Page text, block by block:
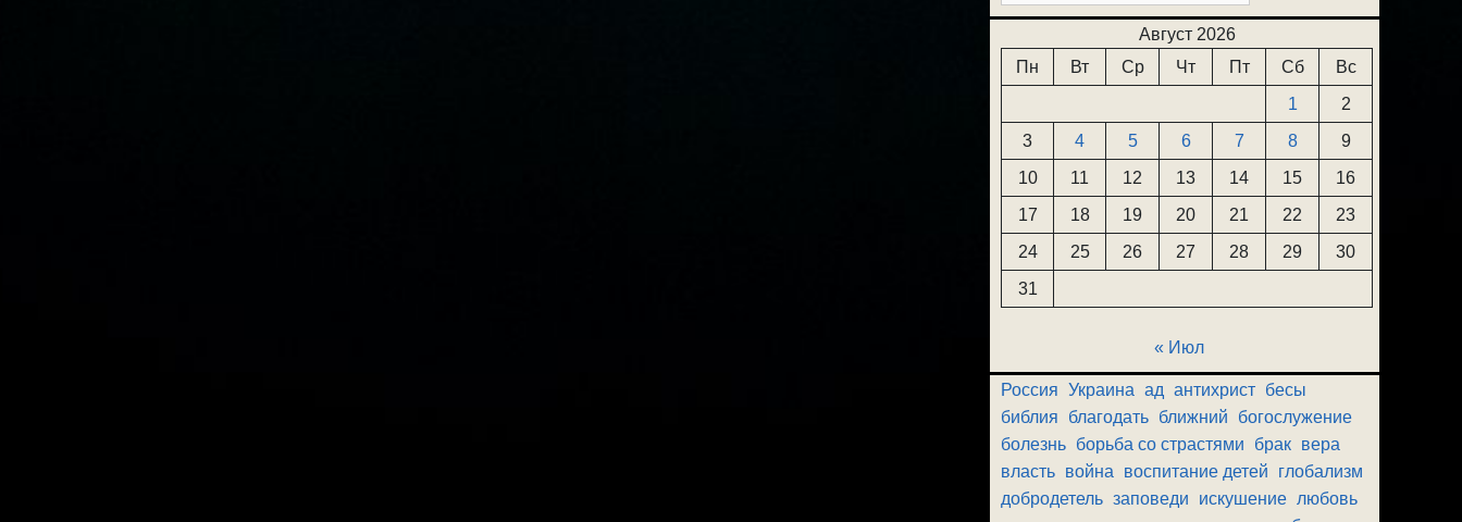
Август 2026
Пн
Вт Ср Чт Пт Сб
Вс
1
2
3
4 5 6 7 8
9
10
11 12 13 14 15
16
17
18 19 20 21 22
23
24
25 26 27 28 29
30
31
« Июл
Россия Украина ад антихрист бесы
библия
благодать ближний
богослужение
болезнь борьба со страстями брак вера
власть война воспитание детей
глобализм
добродетель заповеди искушение любовь